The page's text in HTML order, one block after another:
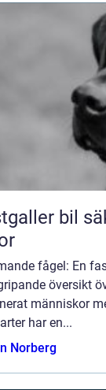
ordning och tryggare
fågel: En
översikt
människor
har en...
Norberg